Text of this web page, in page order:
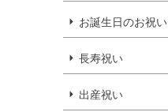
お誕生日のお祝い
長寿祝い
出産祝い